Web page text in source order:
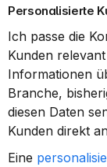
Personalisierte
Ich passe die
Kunden
Informationen
Branche,
diesen Daten
Kunden direkt
Eine